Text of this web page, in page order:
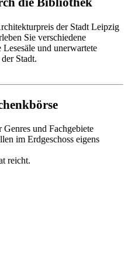
der Stadt Leipzig
Sie verschiedene
und unerwartete
Stadt.
und Fachgebiete
im Erdgeschoss eigens
reicht.